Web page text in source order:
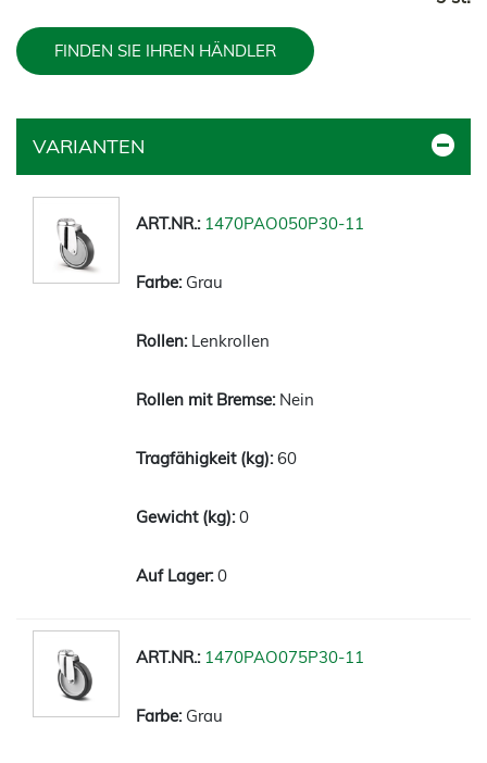
FINDEN SIE IHREN HÄNDLER
VARIANTEN
1470PAO050P30-11
Grau
Lenkrollen
Nein
60
0
0
1470PAO075P30-11
Grau